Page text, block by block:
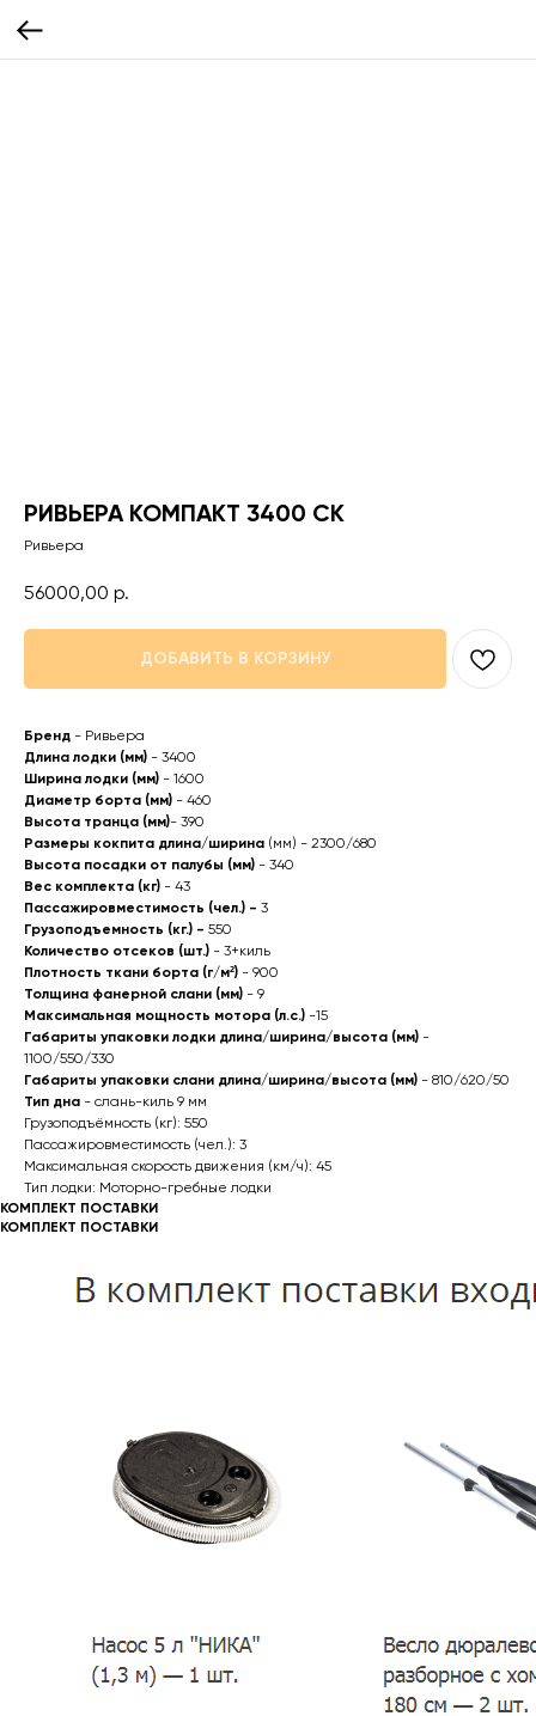
РИВЬЕРА КОМПАКТ 3400 СК
Ривьера
56000,00 р.
ДОБАВИТЬ В КОРЗИНУ
Бренд - Ривьера
Длина лодки (мм) - 3400
Ширина лодки (мм) - 1600
Диаметр борта (мм) - 460
Высота транца (мм)- 390
Размеры кокпита длина/ширина (мм) - 2300/680
Высота посадки от палубы (мм) - 340
Вес комплекта (кг) - 43
Пассажировместимость (чел.) - 3
Грузоподъемность (кг.) - 550
Количество отсеков (шт.) - 3+киль
Плотность ткани борта (г/м²) - 900
Толщина фанерной слани (мм) - 9
Максимальная мощность мотора (л.с.) -15
Габариты упаковки лодки длина/ширина/высота (мм) -
1100/550/330
Габариты упаковки слани длина/ширина/высота (мм) - 810/620/50
Тип дна - слань-киль 9 мм
Грузоподъёмность (кг): 550
Пассажировместимость (чел.): 3
Максимальная скорость движения (км/ч): 45
Тип лодки: Моторно-гребные лодки
КОМПЛЕКТ ПОСТАВКИ
КОМПЛЕКТ ПОСТАВКИ